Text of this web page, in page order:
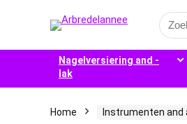
Search
for:
Nagelversiering and -
lak
Home Instrumenten and